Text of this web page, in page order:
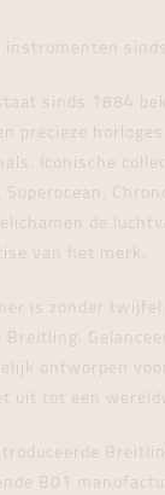
instrumenten
sinds 1884
precieze horloges
Iconische
Superocean,
de
van het merk.
is zonder twijfel
Breitling.
ontworpen
uit tot een
B01